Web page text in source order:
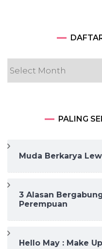
PALING
Muda Berkarya
3 Alasan
Perempuan
Hello May : Make Up